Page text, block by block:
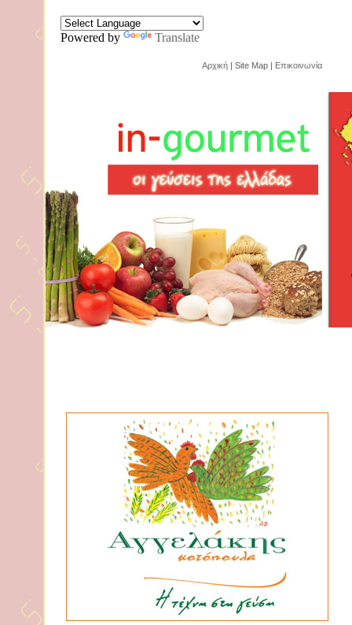
Powered by Translate
Αρχική | Site Map | Επικοινωνία